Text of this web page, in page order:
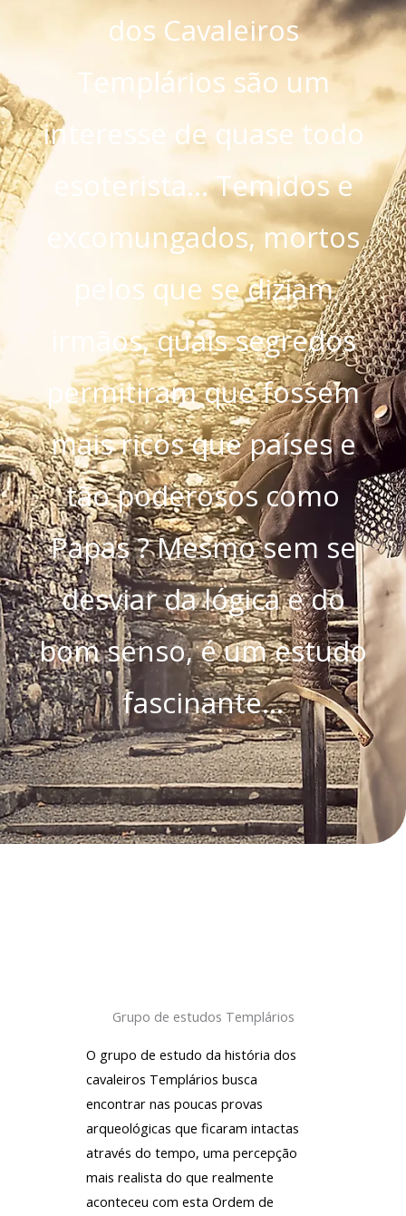
dos Cavaleiros
Templários são um
interesse de quase todo
esoterista… Temidos e
excomungados, mortos
pelos que se diziam
irmãos, quais segredos
permitiram que fossem
mais ricos que países e
tão poderosos como
Papas ? Mesmo sem se
desviar da lógica e do
bom senso, é um estudo
fascinante…
Grupo de estudos Templários
O grupo de estudo da história dos
cavaleiros Templários busca
encontrar nas poucas provas
arqueológicas que ficaram intactas
através do tempo, uma percepção
mais realista do que realmente
aconteceu com esta Ordem de